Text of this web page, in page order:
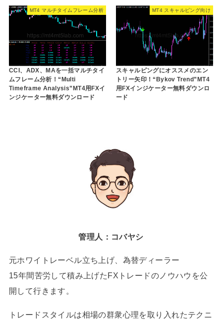
MT4 マルチタイムフレーム分析
CCI、ADX、MAを一括マルチタイ
ムフレーム分析！“Multi
Timeframe Analysis”MT4用FXイ
ンジケーター無料ダウンロード
MT4 スキャルピング向け
スキャルピングにオススメのエン
トリー矢印！“Bykov Trend”MT4
用FXインジケーター無料ダウンロ
ード
管理人：コバヤシ
元ホワイトレーベル立ち上げ、為替ディーラー
15年間苦労して積み上げたFXトレードのノウハウを公
開して行きます。
トレードスタイルは相場の群衆心理を取り入れたテクニ